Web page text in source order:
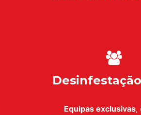
Equipas exclusivas,